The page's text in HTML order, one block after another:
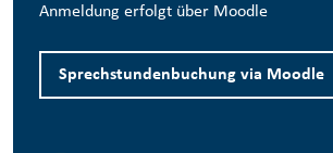
Anmeldung erfolgt über Moodle
Sprechstundenbuchung via Moodle